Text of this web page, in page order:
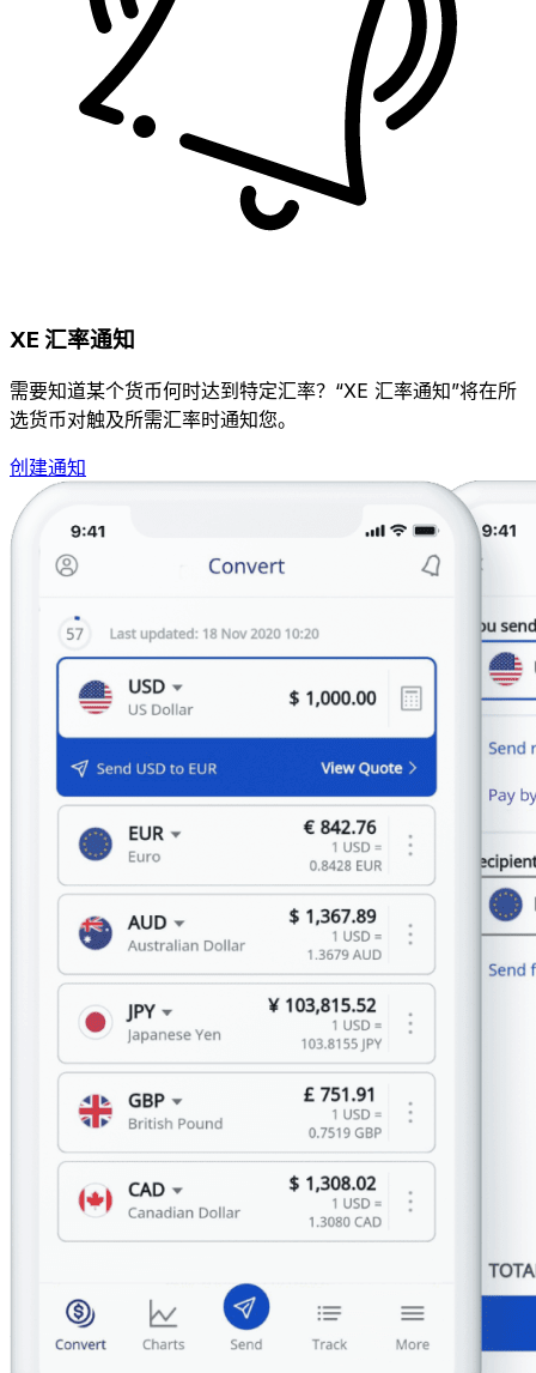
XE 汇率通知
需要知道某个货币何时达到特定汇率？“XE 汇率通知”将在所
选货币对触及所需汇率时通知您。
创建通知